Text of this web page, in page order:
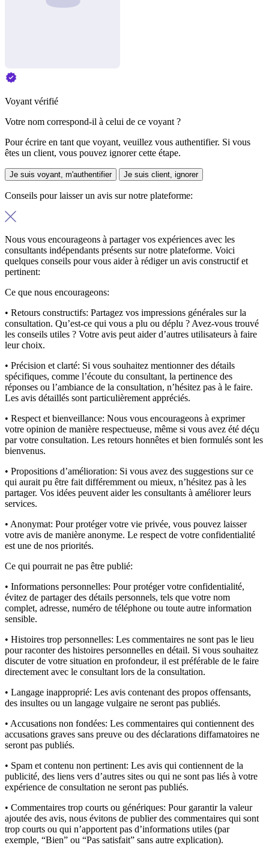
Voyant vérifié
Votre nom correspond-il à celui de ce voyant ?
Pour écrire en tant que voyant, veuillez vous authentifier. Si vous
êtes un client, vous pouvez ignorer cette étape.
Je suis voyant, m'authentifier Je suis client, ignorer
Conseils pour laisser un avis sur notre plateforme:
Nous vous encourageons à partager vos expériences avec les
consultants indépendants présents sur notre plateforme. Voici
quelques conseils pour vous aider à rédiger un avis constructif et
pertinent:
Ce que nous encourageons:
• Retours constructifs: Partagez vos impressions générales sur la
consultation. Qu’est-ce qui vous a plu ou déplu ? Avez-vous trouvé
les conseils utiles ? Votre avis peut aider d’autres utilisateurs à faire
leur choix.
• Précision et clarté: Si vous souhaitez mentionner des détails
spécifiques, comme l’écoute du consultant, la pertinence des
réponses ou l’ambiance de la consultation, n’hésitez pas à le faire.
Les avis détaillés sont particulièrement appréciés.
• Respect et bienveillance: Nous vous encourageons à exprimer
votre opinion de manière respectueuse, même si vous avez été déçu
par votre consultation. Les retours honnêtes et bien formulés sont les
bienvenus.
• Propositions d’amélioration: Si vous avez des suggestions sur ce
qui aurait pu être fait différemment ou mieux, n’hésitez pas à les
partager. Vos idées peuvent aider les consultants à améliorer leurs
services.
• Anonymat: Pour protéger votre vie privée, vous pouvez laisser
votre avis de manière anonyme. Le respect de votre confidentialité
est une de nos priorités.
Ce qui pourrait ne pas être publié:
• Informations personnelles: Pour protéger votre confidentialité,
évitez de partager des détails personnels, tels que votre nom
complet, adresse, numéro de téléphone ou toute autre information
sensible.
• Histoires trop personnelles: Les commentaires ne sont pas le lieu
pour raconter des histoires personnelles en détail. Si vous souhaitez
discuter de votre situation en profondeur, il est préférable de le faire
directement avec le consultant lors de la consultation.
• Langage inapproprié: Les avis contenant des propos offensants,
des insultes ou un langage vulgaire ne seront pas publiés.
• Accusations non fondées: Les commentaires qui contiennent des
accusations graves sans preuve ou des déclarations diffamatoires ne
seront pas publiés.
• Spam et contenu non pertinent: Les avis qui contiennent de la
publicité, des liens vers d’autres sites ou qui ne sont pas liés à votre
expérience de consultation ne seront pas publiés.
• Commentaires trop courts ou génériques: Pour garantir la valeur
ajoutée des avis, nous évitons de publier des commentaires qui sont
trop courts ou qui n’apportent pas d’informations utiles (par
exemple, “Bien” ou “Pas satisfait” sans autre explication).